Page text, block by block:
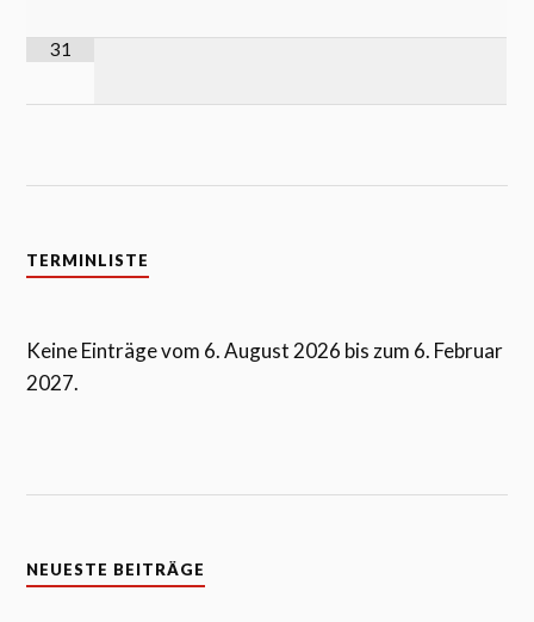
31
TERMINLISTE
Keine Einträge vom 6. August 2026 bis zum 6. Februar
2027.
NEUESTE BEITRÄGE